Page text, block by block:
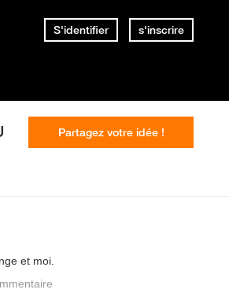
S'identifier s'inscrire
Partagez votre idée !
et moi.